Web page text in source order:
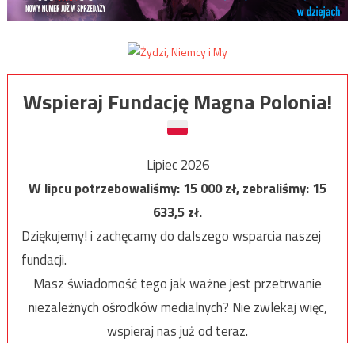
Wspieraj Fundację Magna Polonia!
Lipiec 2026
W lipcu potrzebowaliśmy:15 000zł, zebraliśmy:15
633,5zł.
Dziękujemy! i zachęcamy do dalszego wsparcia naszej
fundacji.
Masz świadomość tego jak ważne jest przetrwanie
niezależnych ośrodków medialnych? Nie zwlekaj więc,
wspieraj nas już od teraz.